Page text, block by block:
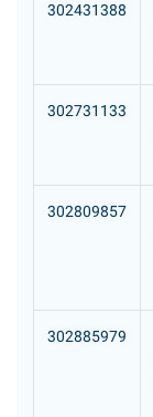
302431388
302731133
302809857
302885979